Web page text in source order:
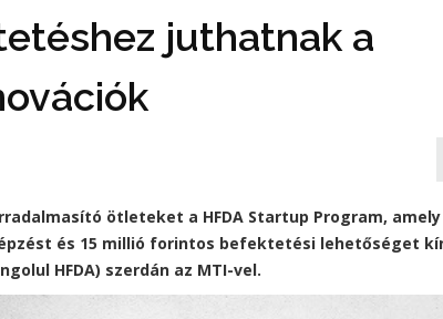
juthatnak a
ötleteket a HFDA Startup Program,
és 15 millió forintos befektetési lehetőséget
HFDA) szerdán az MTI-vel.